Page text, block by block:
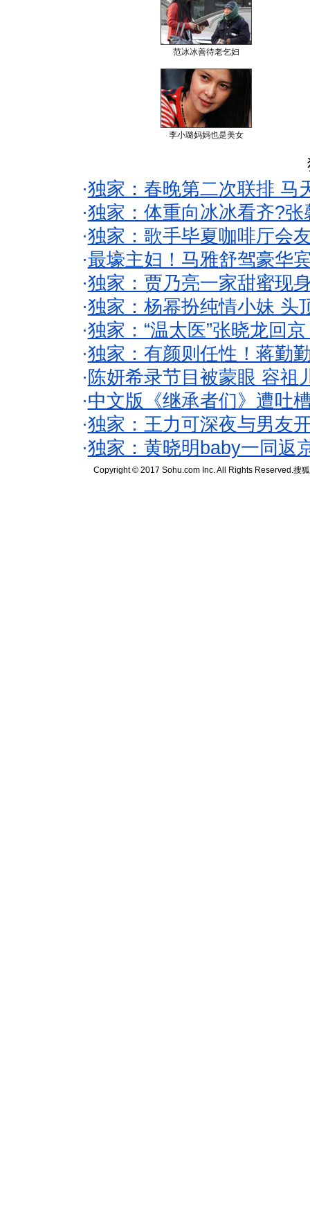
范冰冰善待老乞妇
李小璐妈妈也是美女
·独家：春晚第二次联排 马
·独家：体重向冰冰看齐?
·独家：歌手毕夏咖啡厅会
·最壕主妇！马雅舒驾豪华
·独家：贾乃亮一家甜蜜现
·独家：杨幂扮纯情小妹 头
·独家：“温太医”张晓龙回
·独家：有颜则任性！蒋勤
· 陈妍希录节目被蒙眼 容祖
·中文版《继承者们》遭吐
·独家：王力可深夜与男友
·独家：黄晓明baby一同返
Copyright © 2017 Sohu.com Inc. All Rights Reserved.搜